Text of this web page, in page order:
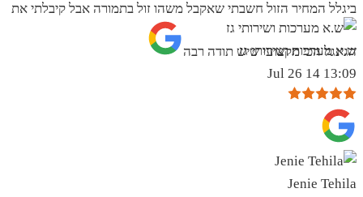
ביגלל המחיר הזול חשבתי שאקבל משהו זול בתמורה אבל קיבלתי את
הגינגל הכי מקצועי שיש תודה רבה
ש.א מערכות ושירותי גז
13:09 14 Jul 26
Jenie Tehila